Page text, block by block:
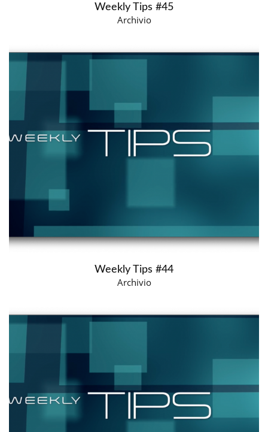
Weekly Tips #45
Archivio
Weekly Tips #44
Archivio